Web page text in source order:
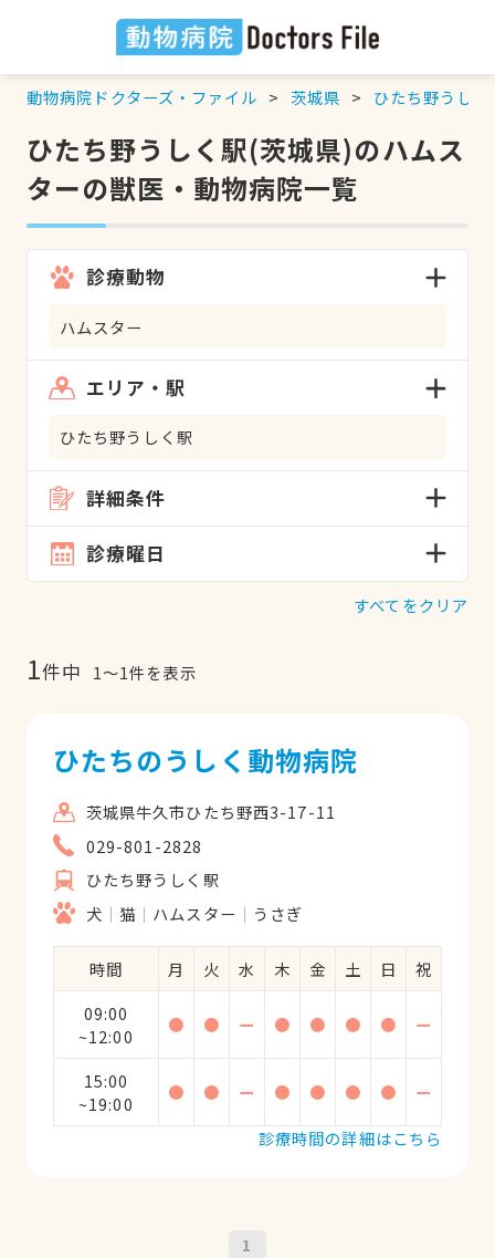
動物病院ドクターズ・ファイル 茨城県 ひたち野うしく
ひたち野うしく駅(茨城県)のハムス
ターの獣医・動物病院一覧
診療動物
ハムスター
エリア・駅
ひたち野うしく駅
詳細条件
診療曜日
すべてをクリア
1件中 1〜1件を表示
ひたちのうしく動物病院
茨城県牛久市ひたち野西3-17-11
029-801-2828
ひたち野うしく駅
犬
猫 ハムスター うさぎ
時間 月 火 水 木 金 土 日
祝
09:00
~12:00
● ● ー ● ● ● ● ー
15:00
~19:00
● ● ー ● ● ● ●
ー
診療時間の詳細はこちら
1